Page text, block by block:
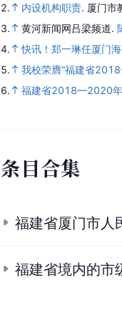
2.
内设机构职责. 厦门市
3.
黄河新闻网吕梁频道.
4.
快讯！郑一琳任厦门
5.
我校荣膺“福建省
6.
福建省2018—2020年
条目合集
福建省厦门市人
福建省境内的市